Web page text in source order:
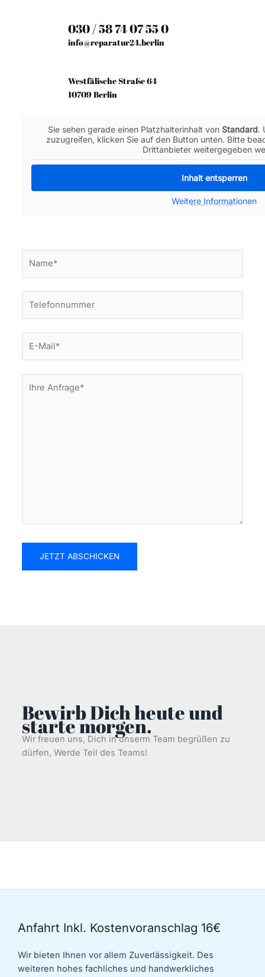
030 / 58 74 07 55 0
info@reparatur24.berlin
Westfälische Straße 64
10709 Berlin
Sie sehen gerade einen Platzhalterinhalt von Standard.
zuzugreifen, klicken Sie auf den Button unten. Bitte
Drittanbieter weitergegeben
Inhalt entsperren
Weitere Informationen
Bewirb Dich heute und
starte morgen.
Wir freuen uns, Dich in unserm Team begrüßen zu
dürfen, Werde Teil des Teams!
Anfahrt Inkl. Kostenvoranschlag 16€
Wir bieten Ihnen vor allem Zuverlässigkeit. Des
weiteren hohes fachliches und handwerkliches